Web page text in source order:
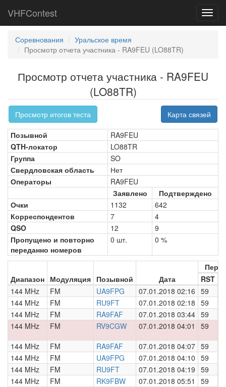
VHFContest
Соревнования
Уральское время
Просмотр отчета участника - RA9FEU (LO88TR)
Просмотр отчета участника - RA9FEU
(LO88TR)
Просмотр итогов теста Карта связей
Позывной
RA9FEU
QTH-локатор
LO88TR
Группа
SO
Свердловская область
Нет
Операторы
RA9FEU
Заявлено
Подтверждено
Очки
1132
642
Корреспондентов
7
4
QSO
12
9
Пропущено и повторно
переданно номеров
0 шт. 0 %
Диапазон Модуляция Позывной Дата
RST
144 MHz
FM UA9FPG 07.01.2018 02:16 59
144 MHz
FM RU9FT 07.01.2018 02:18 59
144 MHz
FM RA9FAF 07.01.2018 03:44 59
144 MHz
FM RV9CGW 07.01.2018 04:01 59
144 MHz
FM RA9FAF 07.01.2018 04:07 59
144 MHz
FM UA9FPG 07.01.2018 04:10 59
144 MHz
FM RU9FT 07.01.2018 04:19 59
144 MHz
FM RK9FBW 07.01.2018 05:51 59